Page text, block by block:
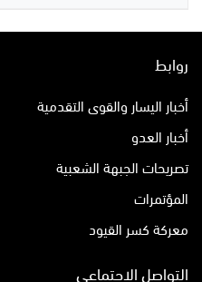
روابط
أخبار اليسار والقوى التقدمية
أخبار العدو
تصريحات الجبهة الشعبية
المؤتمرات
معركة كسر القيود
التواصل الاجتماعي